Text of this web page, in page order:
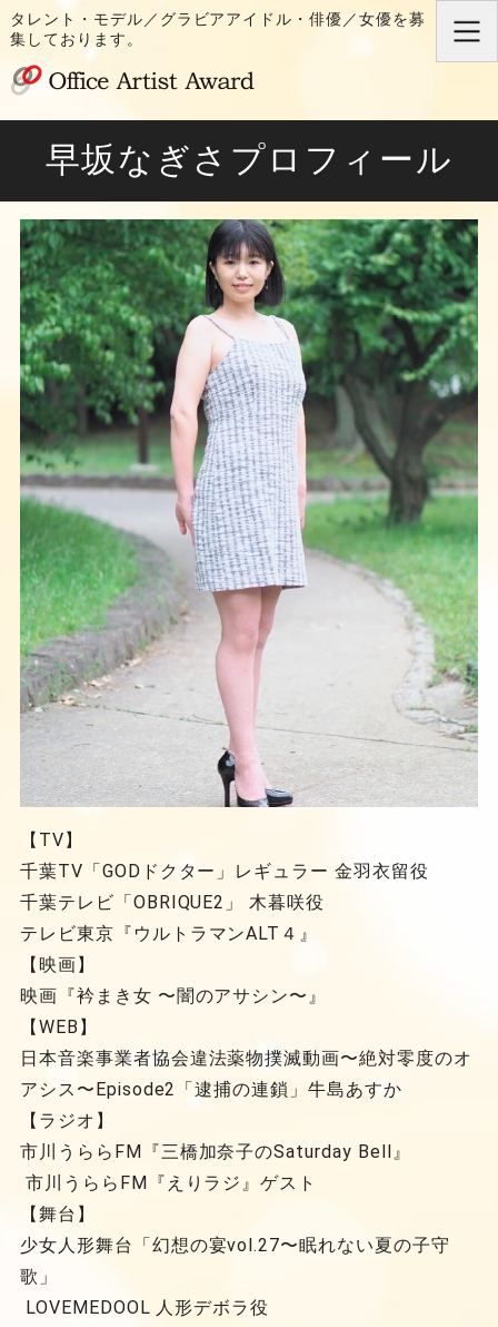
タレント・モデル／グラビアアイドル・俳優／女優を募
集しております。
ホーム
タレント一覧
オーディション
会社概要
お問い合わせ・出演依頼
早坂なぎさプロフィール
【TV】
千葉TV「GODドクター」レギュラー 金羽衣留役
千葉テレビ「OBRIQUE2」 木暮咲役
テレビ東京『ウルトラマンALT４』
【映画】
映画『衿まき女 〜闇のアサシン〜』
【WEB】
日本音楽事業者協会違法薬物撲滅動画〜絶対零度のオ
アシス〜Episode2「逮捕の連鎖」牛島あすか
【ラジオ】
市川うららFM『三橋加奈子のSaturday Bell』
市川うららFM『えりラジ』ゲスト
【舞台】
少女人形舞台「幻想の宴vol.27〜眠れない夏の子守
歌」
LOVEMEDOOL 人形デボラ役